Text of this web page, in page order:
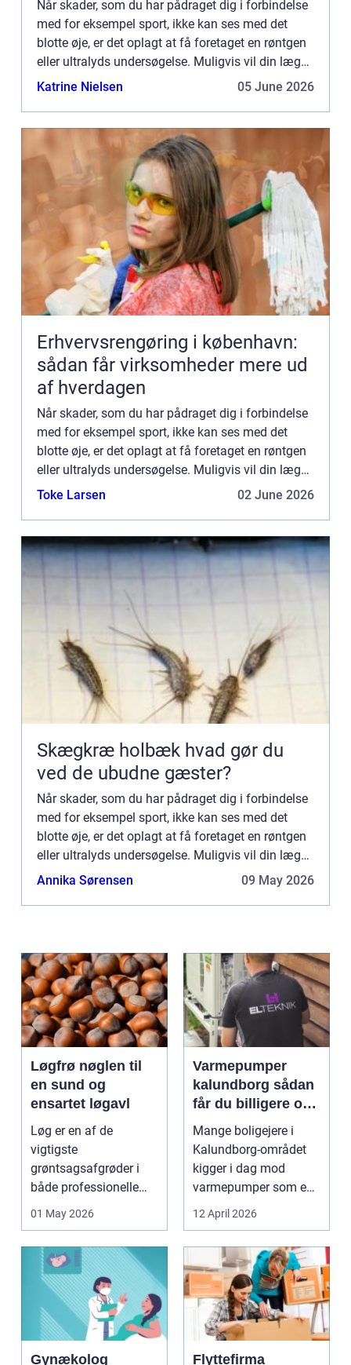
Når skader, som du har pådraget dig i forbindelse
med for eksempel sport, ikke kan ses med det
blotte øje, er det oplagt at få foretaget en røntgen
eller ultralyds undersøgelse. Muligvis vil din læge
konst...
Katrine Nielsen 05 June 2026
Erhvervsrengøring i københavn:
sådan får virksomheder mere ud
af hverdagen
Når skader, som du har pådraget dig i forbindelse
med for eksempel sport, ikke kan ses med det
blotte øje, er det oplagt at få foretaget en røntgen
eller ultralyds undersøgelse. Muligvis vil din læge
konst...
Toke Larsen 02 June 2026
Skægkræ holbæk hvad gør du
ved de ubudne gæster?
Når skader, som du har pådraget dig i forbindelse
med for eksempel sport, ikke kan ses med det
blotte øje, er det oplagt at få foretaget en røntgen
eller ultralyds undersøgelse. Muligvis vil din læge
konst...
Annika Sørensen 09 May 2026
Løgfrø nøglen til
en sund og
ensartet løgavl
Løg er en af de
vigtigste
grøntsagsafgrøder i
både professionelle
landbrugspro...
01 May 2026
Varmepumper
kalundborg sådan
får du billigere og
mere bæredygtig
varme
Mange boligejere i
Kalundborg-området
kigger i dag mod
varmepumper som en
vej til lavere
varmeregnin...
12 April 2026
Gynækolog
Flyttefirma